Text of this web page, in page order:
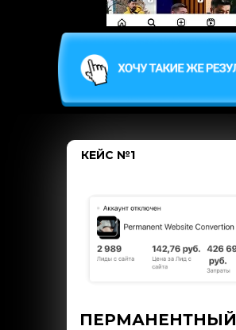
ПЕРМАНЕНТНЫЙ
КЕЙС №1